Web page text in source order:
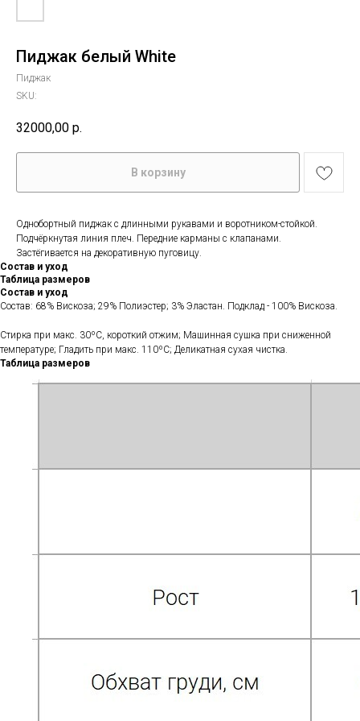
Пиджак белый White
Пиджак
SKU:
32000,00 р.
В корзину
Однобортный пиджак с длинными рукавами и воротником-стойкой.
Подчёркнутая линия плеч. Передние карманы с клапанами.
Застёгивается на декоративную пуговицу.
Состав и уход
Таблица размеров
Состав и уход
Состав: 68% Вискоза; 29% Полиэстер; 3% Эластан. Подклад - 100% Вискоза.
Стирка при макс. 30ºС, короткий отжим; Машинная сушка при сниженной
температуре; Гладить при макс. 110ºС; Деликатная сухая чистка.
Таблица размеров